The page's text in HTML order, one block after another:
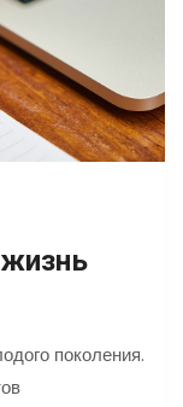
жизнь
поколения.